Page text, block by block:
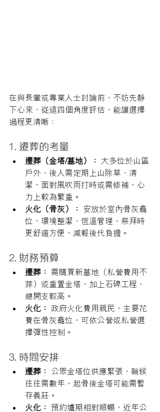
在與長輩或專業人士討論前，不妨先靜
下心來，從這四個角度評估，能讓選擇
過程更清晰：
1. 遷葬的考量
遷葬（金塔/墓地）：
大多位於山區
戶外，後人需定期上山除草、清
潔，面對風吹雨打時或需修補，心
力上較為繁重。
火化（骨灰）：
安放於室內骨灰龕
位，環境整潔、恆溫管理，祭拜時
更舒適方便，減輕後代負擔。
2. 財務預算
遷葬：
需購買新墓地（私營費用不
菲）或重置金塔，加上石碑工程，
總開支較高。
火化：
政府火化費用親民，主要花
費在骨灰龕位，可依公營或私營選
擇彈性控制。
3. 時間安排
遷葬：
公眾金塔位供應緊張，輪候
往往需數年，起骨後金塔可能需暫
存義莊。
火化：
預約爐期相對順暢，近年公